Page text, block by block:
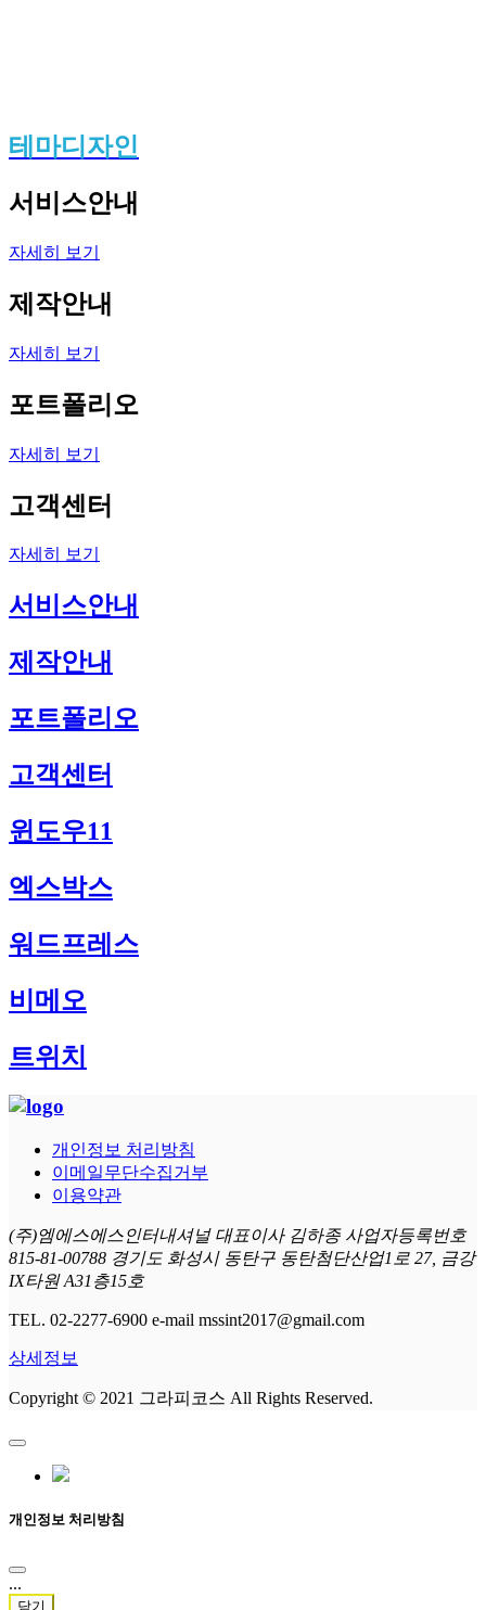
테마디자인
서비스안내
자세히 보기
제작안내
자세히 보기
포트폴리오
자세히 보기
고객센터
자세히 보기
서비스안내
제작안내
포트폴리오
고객센터
윈도우11
엑스박스
워드프레스
비메오
트위치
개인정보 처리방침
이메일무단수집거부
이용약관
(주)엠에스에스인터내셔널 대표이사 김하종 사업자등록번호
815-81-00788 경기도 화성시 동탄구 동탄첨단산업1로 27, 금강
IX타원 A31층15호
TEL. 02-2277-6900 e-mail mssint2017@gmail.com
상세정보
Copyright © 2021 그라피코스 All Rights Reserved.
개인정보 처리방침
...
닫기